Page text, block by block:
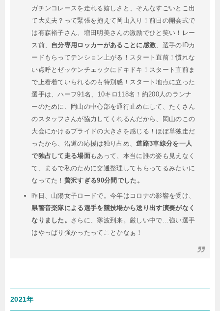
ガチンコレースを走れる嬉しさと、そんなすごいとこ出
て大丈夫？って緊張を抱えて岡山入り！前日の開会式で
は有森裕子さん、増田明美さんの激励でひと笑い！レー
ス前、 自分専用ロッカーがあることに感激 、選手のIDカ
ードもらってテンション上がる！スタート直前！慣れな
い点呼とゼッケンチェックにドキドキ！スタート直前ま
で上着着ていられるのも特別感！スタート地点に立った
選手は、ハーフ91名、10キロ118名！約200人のランナ
ーのために、岡山の中心部を通行止めにして、たくさん
のスタッフさんが協力してくれるんだから、岡山のこの
大会にかけるプライドの大きさを感じる！ほぼ単独走だ
ったから、沿道の応援は独り占め、道路3車線分を一人
で独占して走る場面もあって、本当に誰の姿も見えなく
て、まるで私のために交通整理してもらってるみたいに
なってた！ 贅沢すぎる90分間でした。
昨日、山陽女子ロードで。今年はコロナの影響を受け、
県警音楽隊による選手を競技場から送り出す演奏がなく
なりました。 さらに、寒波到来。厳しい中で…強い選手
はやっぱり強かったってことかなぁ！
2021年